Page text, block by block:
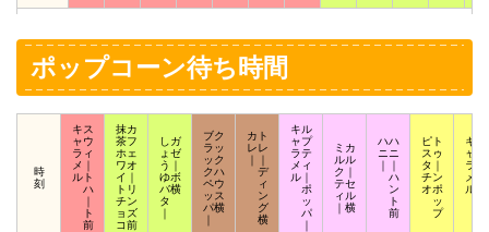
ポップコーン待ち時間
時
刻
キス
ャウ
ラィ
メ｜
ルト
ハ
｜
ト
前
抹カ
茶フ
ホェ
ワオ
イ｜
トリ
チン
ョズ
コ前
しガ
ょゼ
う｜
ゆボ
バ横
タ
｜
ブク
ラッ
ック
クハ
ペウ
ッス
パ横
｜
カト
レレ
｜｜
デ
ィ
ン
グ
横
キル
ャプ
ラテ
メィ
ル｜
ポ
ッ
パ
｜
ミカ
ルル
ク｜
テセ
ィル
｜横
ハハ
ニニ
｜｜
ハ
ン
ト
前
ピト
スゥ
タ｜
チン
オポ
ッ
プ
キポ
ャッ
ラプ
メア
ルロ